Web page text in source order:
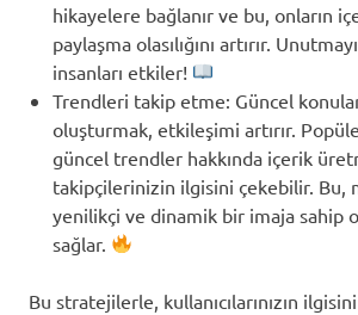
hikayelere bağlanır ve bu, onların
paylaşma olasılığını artırır.
insanları etkiler!
Trendleri takip etme: Güncel
oluşturmak, etkileşimi artırır.
güncel trendler hakkında içerik
takipçilerinizin ilgisini çekebilir. Bu,
yenilikçi ve dinamik bir imaja sahip
sağlar.
Bu stratejilerle, kullanıcılarınızın